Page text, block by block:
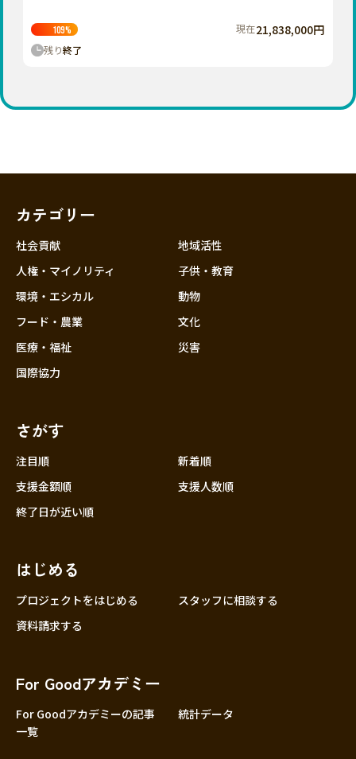
神奈川
石川
近畿
中国
109% 現在21,838,000円
残り終了
カテゴリー
社会貢献
人権・マイノリティ
環境・エシカル
フード・農業
医療・福祉
国際協力
地域活性
子供・教育
動物
文化
災害
さがす
注目順
新着順
支援金額順
支援人数順
終了日が近い順
はじめる
プロジェクトをはじめる
スタッフに相談する
資料請求する
For Goodアカデミー
For Goodアカデミーの記事
一覧
統計データ